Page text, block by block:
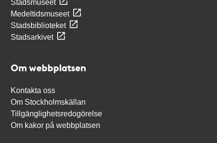
Stadsmuseet
Medeltidsmuseet
Stadsbiblioteket
Stadsarkivet
Om webbplatsen
Kontakta oss
Om Stockholmskällan
Tillgänglighetsredogörelse
Om kakor på webbplatsen